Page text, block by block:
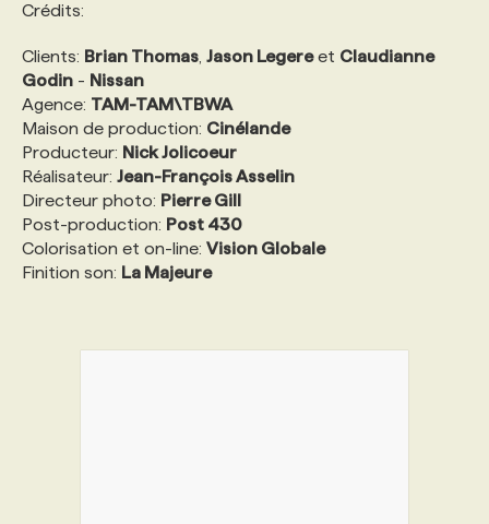
Crédits:
Clients: Brian Thomas, Jason Legereet Claudianne
Godin - Nissan
Agence: TAM-TAM\TBWA
Maison de production: Cinélande
Producteur: Nick Jolicoeur
Réalisateur: Jean-François Asselin
Directeur photo: Pierre Gill
Post-production: Post 430
Colorisation et on-line: Vision Globale
Finition son: La Majeure